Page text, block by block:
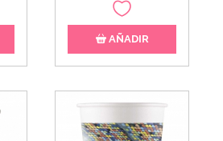
AÑADIR